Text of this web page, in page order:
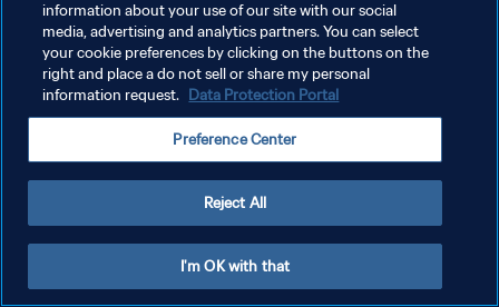
إدارة تفضيلات ملفات تعريف الارتباط
information about your use of our site with our social
media, advertising and analytics partners. You can select
your cookie preferences by clicking on the buttons on the
right and place a do not sell or share my personal
information request. Data Protection Portal
Preference Center
Reject All
I'm OK with that